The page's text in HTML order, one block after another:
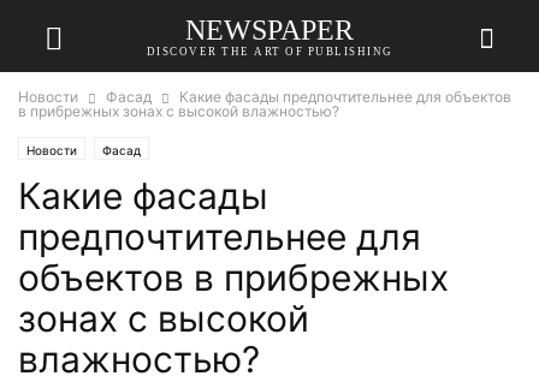
NEWSPAPER
DISCOVER THE ART OF PUBLISHING
Новости Фасад
Какие фасады предпочтительнее для объектов
в прибрежных зонах с высокой влажностью?
Новости Фасад
Какие фасады
предпочтительнее для
объектов в прибрежных
зонах с высокой
влажностью?